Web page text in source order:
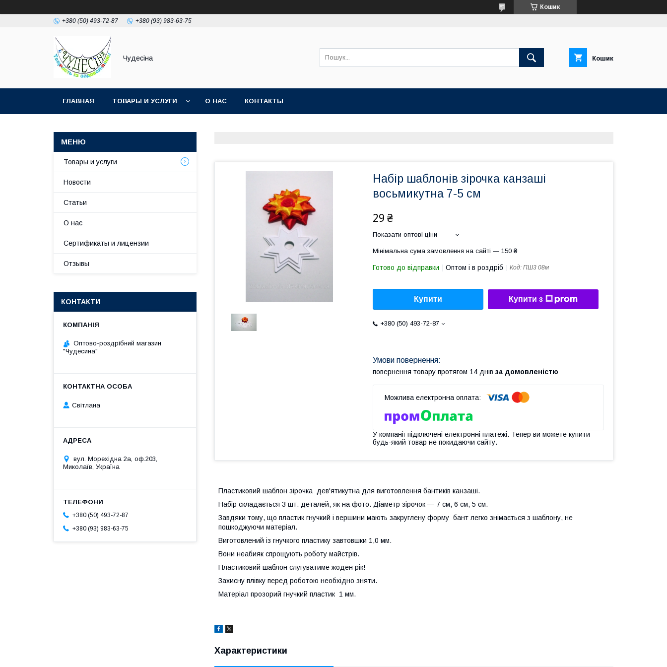
Кошик
+380 (50) 493-72-87 +380 (93) 983-63-75
Чудесіна Кошик
ГЛАВНАЯ ТОВАРЫ И УСЛУГИ О НАС КОНТАКТЫ
Набір шаблонів зірочка канзаші
восьмикутна 7-5 см
29 ₴
Показати оптові ціни
Мінімальна сума замовлення на сайті — 150 ₴
Готово до відправки Оптом і в роздріб Код: ПШ3 08м
Купити Купити з
+380 (50) 493-72-87
повернення товару протягом 14 днів за домовленістю
У компанії підключені електронні платежі. Тепер ви можете купити
будь-який товар не покидаючи сайту.
Пластиковий шаблон зірочка дев'ятикутна для виготовлення бантиків канзаші.
Набір складається 3 шт. деталей, як на фото. Діаметр зірочок — 7 см, 6 см, 5 см.
Завдяки тому, що пластик гнучкий і вершини мають закруглену форму бант легко знімається з шаблону, не
пошкоджуючи матеріал.
Виготовлений із гнучкого пластику завтовшки 1,0 мм.
Вони неабияк спрощують роботу майстрів.
Пластиковий шаблон слугуватиме жоден рік!
Захисну плівку перед роботою необхідно зняти.
Матеріал прозорий гнучкий пластик 1 мм.
Характеристики
Товары и услуги
Новости
Статьи
О нас
Сертификаты и лицензии
Отзывы
КОНТАКТИ
Оптово-роздрібний магазин
"Чудесина"
Світлана
вул. Морехідна 2а, оф.203,
Миколаїв, Україна
+380 (50) 493-72-87
+380 (93) 983-63-75